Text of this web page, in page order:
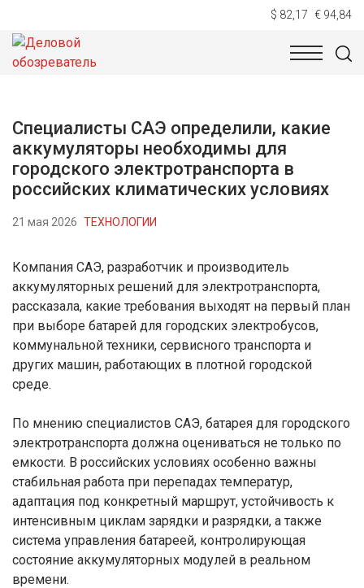
$ 82,17 € 94,84
НОВОСТИ
Специалисты САЭ определили, какие
аккумуляторы необходимы для
городского электротранспорта в
российских климатических условиях
21 мая 2026 ТЕХНОЛОГИИ
Компания САЭ, разработчик и производитель
аккумуляторных решений для электротранспорта,
рассказала, какие требования выходят на первый план
при выборе батарей для городских электробусов,
коммунальной техники, сервисного транспорта и
других машин, работающих в плотной городской
среде.
По мнению специалистов САЭ, батарея для городского
электротранспорта должна оцениваться не только по
емкости. В российских условиях особенно важны
стабильная работа при перепадах температур,
адаптация под конкретный маршрут, устойчивость к
интенсивным циклам зарядки и разрядки, а также
система управления батареей, контролирующая
состояние аккумуляторных модулей в реальном
времени.